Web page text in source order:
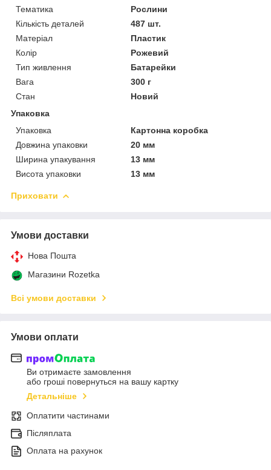
Тематика
Рослини
Кількість деталей
487 шт.
Матеріал
Пластик
Колір
Рожевий
Тип живлення
Батарейки
Вага
300 г
Стан
Новий
Упаковка
Упаковка
Картонна коробка
Довжина упаковки
20 мм
Ширина упакування
13 мм
Висота упаковки
13 мм
Приховати
Умови доставки
Нова Пошта
Магазини Rozetka
Всі умови доставки
Умови оплати
Ви отримаєте замовлення
або гроші повернуться на вашу картку
Детальніше
Оплатити частинами
Післяплата
Оплата на рахунок